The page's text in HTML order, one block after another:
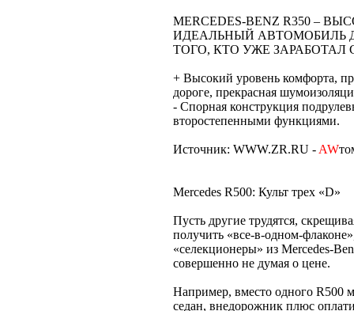
MERCEDES-BENZ R350 –
ИДЕАЛЬНЫЙ АВТОМОБИЛЬ
ТОГО, КТО УЖЕ
+ Высокий уровень комфорта,
дороге, прекрасная
- Спорная конструкция
второстепенными функциями.
Источник: WWW.ZR.RU - AW
Mercedes R500: Культ трех «D»
Пусть другие трудятся,
получить «все-в-одном-
«селекционеры» из Mercedes-
совершенно не думая о цене.
Например, вместо одного R500
седан, внедорожник плюс